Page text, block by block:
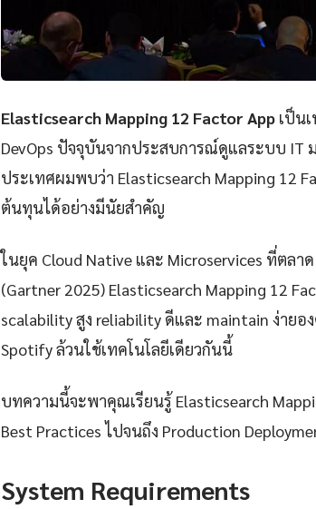
Elasticsearch Mapping 12 Factor App เป็น
DevOps ปัจจุบันจากประสบการณ์ดูแลระบบ IT
ประเทศผมพบว่า Elasticsearch Mapping 12
ต้นทุนได้อย่างมีนัยสำคัญ
ในยุค Cloud Native และ Microservices ที่ตล
(Gartner 2025) Elasticsearch Mapping 12
scalability สูง reliability ดีและ maintain ง่ายอ
Spotify ล้วนใช้เทคโนโลยีเดียวกันนี้
บทความนี้จะพาคุณเรียนรู้ Elasticsearch
Best Practices ไปจนถึง Production
System Requirements